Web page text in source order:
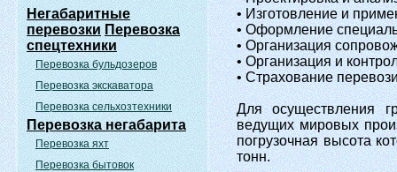
Негабаритные
перевозки Перевозка
спецтехники
Перевозка бульдозеров
Перевозка экскаватора
Перевозка сельхозтехники
Перевозка негабарита
Перевозка яхт
Перевозка бытовок
• Изготовление и
• Оформление
• Организация
• Организация и
• Страхование
Для осуществления
ведущих мировых
погрузочная высота
тонн.